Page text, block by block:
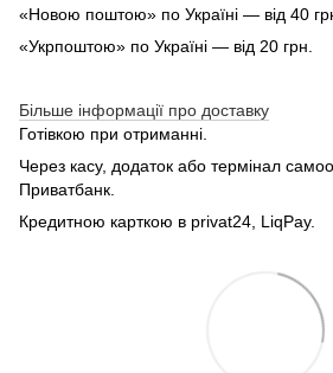
«Новою поштою» по Україні — від 40
«Укрпоштою» по Україні — від 20 грн.
Більше інформації про доставку
Готівкою при отриманні.
Через касу, додаток або термінал
Приватбанк.
Кредитною карткою в privat24, LiqPay.